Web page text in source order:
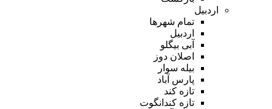
اردبیل
تمام شهر‌ها
اردبیل
آبی بیگلو
اصلان دوز
بیله سوار
پارس آباد
تازه کند
تازه کندانگوت